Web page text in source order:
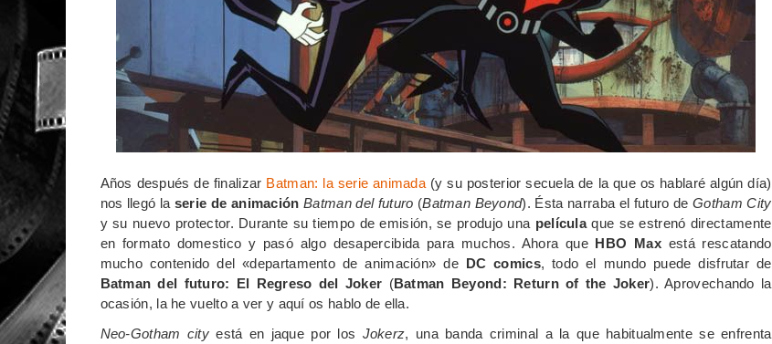
Años después de finalizar Batman: la serie animada (y su posterior secuela de la que os hablaré algún día)
nos llegó la serie de animación Batman del futuro (Batman Beyond). Ésta narraba el futuro deGotham City
y su nuevo protector. Durante su tiempo de emisión, se produjo una películaque se estrenó directamente
en formato domestico y pasó algo desapercibida para muchos. Ahora que HBO Maxestá rescatando
mucho contenido del «departamento de animación» de DC comics, todo el mundo puede disfrutar de
Batman del futuro: El Regreso del Joker (Batman Beyond: Return of the Joker). Aprovechando la
ocasión, la he vuelto a ver y aquí os hablo de ella.
Neo-Gotham cityestá en jaque por los Jokerz, una banda criminal a la que habitualmente se enfrenta